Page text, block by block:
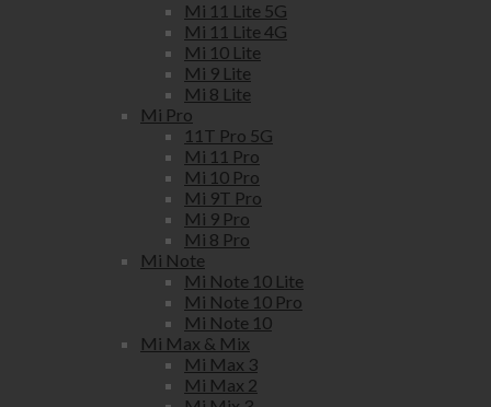
Mi 11 Lite 5G
Mi 11 Lite 4G
Mi 10 Lite
Mi 9 Lite
Mi 8 Lite
Mi Pro
11T Pro 5G
Mi 11 Pro
Mi 10 Pro
Mi 9T Pro
Mi 9 Pro
Mi 8 Pro
Mi Note
Mi Note 10 Lite
Mi Note 10 Pro
Mi Note 10
Mi Max & Mix
Mi Max 3
Mi Max 2